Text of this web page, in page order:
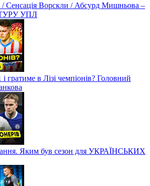
/ Сенсація Ворскли / Абсурд Мишньова –
УПЛ
гратиме в Лізі чемпіонів? Головний
Яким був сезон для УКРАЇНСЬКИХ